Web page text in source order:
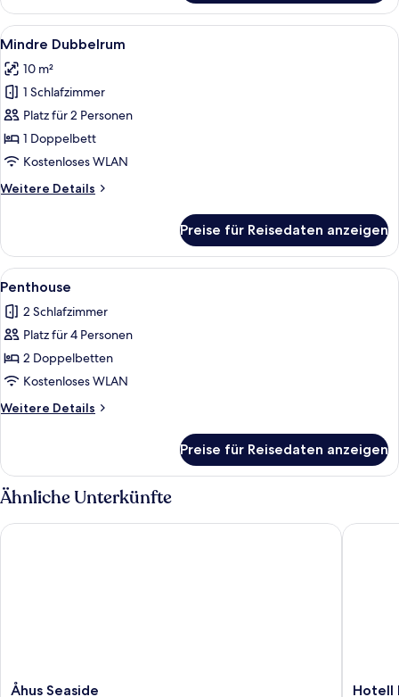
Room
Etage
Alle
Fotos
für
Mindre
Dubbelrum
anzeigen
Ein Hotelzimmer mit einem
4
Mindre Dubbelrum
10 m²
1 Schlafzimmer
Platz für 2 Personen
1 Doppelbett
Kostenloses WLAN
Weitere Details
Weitere
Dubbelrum
Preise für Reisedaten anzeigen
Alle
Fotos
für
Penthouse
anzeigen
Ein modernes Interieur mit
6
Penthouse
2 Schlafzimmer
Platz für 4 Personen
2 Doppelbetten
Kostenloses WLAN
Weitere Details
Weitere
Preise für Reisedaten anzeigen
Ähnliche Unterkünfte
Åhus
Åhus Seaside
Åhus Seaside
Hotell
Hotell
Hotell